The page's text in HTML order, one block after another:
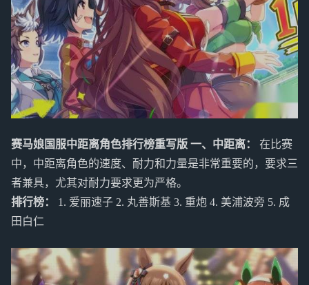
赛马娘国服中距离角色排行榜重写版 一、中距离：
在比赛
中，中距离角色的速度、耐力和力量是非常重要的，要求三
者兼具，尤其对耐力要求更为严格。
排行榜：
1. 爱丽速子 2. 丸善斯基 3. 重炮 4. 美浦波旁 5. 成
田白仁